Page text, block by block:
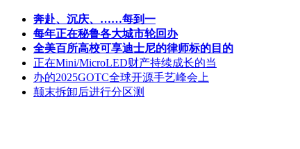
奔赴、沉庆、……每到一
每年正在秘鲁各大城市轮回办
全美百所高校可享迪士尼的律师标的目的
正在Mini/MicroLED财产持续成长的当
办的2025GOTC全球开源手艺峰会上
颠末拆卸后进行分区测